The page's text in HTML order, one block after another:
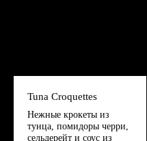
Tuna Croquettes
Нежные крокеты из
тунца, помидоры черри,
сельдерейт и соус из